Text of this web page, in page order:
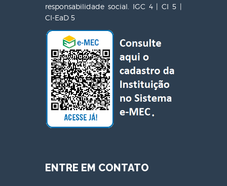
responsabilidade social. IGC 4 | CI 5 |
CI-EaD 5
ENTRE EM CONTATO